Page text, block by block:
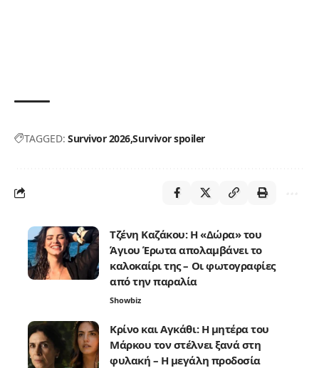
TAGGED: Survivor 2026Survivor spoiler
Τζένη Καζάκου: Η «Δώρα» του
Άγιου Έρωτα απολαμβάνει το
καλοκαίρι της – Οι φωτογραφίες
από την παραλία
Showbiz
Κρίνο και Αγκάθι: Η μητέρα του
Μάρκου τον στέλνει ξανά στη
φυλακή – Η μεγάλη προδοσία